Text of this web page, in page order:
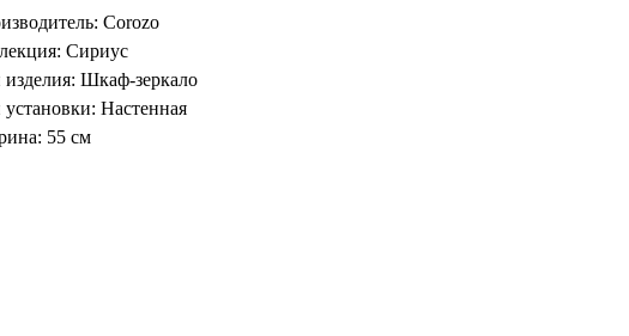
Corozo
Сириус
Шкаф-зеркало
Настенная
55 см